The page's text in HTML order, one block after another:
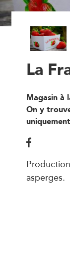
La
Magasin à
On y
asperges.